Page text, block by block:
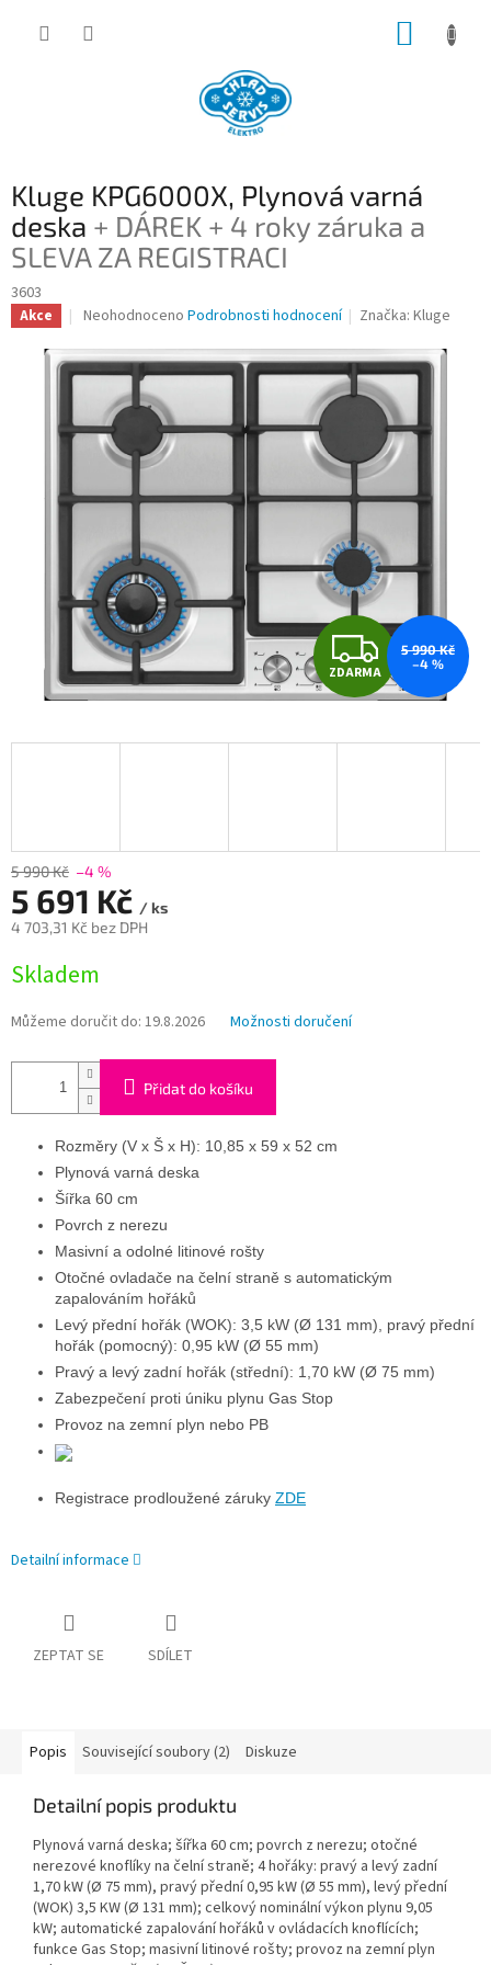
Kluge KPG6000X, Plynová varná
deska + DÁREK + 4 roky záruka a
SLEVA ZA REGISTRACI
3603
Akce
Průměrné
produktu
je
5
hvězdiček.
Neohodnoceno Podrobnosti hodnocení Značka:Kluge
Z
D
A
ZDARMA
5 990 Kč
–4 %
5 990 Kč –4 %
5 691 Kč / ks
4 703,31 Kč bez DPH
cena:
Skladem
Můžeme doručit do: 19.8.2026 Možnosti doručení
Přidat do košíku
Rozměry (V x Š x H): 10,85 x 59 x 52 cm
Plynová varná deska
Šířka 60 cm
Povrch z nerezu
Masivní a odolné litinové rošty
Otočné ovladače na čelní straně s automatickým
zapalováním hořáků
Levý přední hořák (WOK): 3,5 kW (Ø 131 mm), pravý přední
hořák (pomocný): 0,95 kW (Ø 55 mm)
Pravý a levý zadní hořák (střední): 1,70 kW (Ø 75 mm)
Zabezpečení proti úniku plynu Gas Stop
Provoz na zemní plyn nebo PB
Registrace prodloužené záruky ZDE
Detailní informace
ZEPTAT SE SDÍLET
Popis Související soubory (2) Diskuze
Detailní popis produktu
Plynová varná deska; šířka 60 cm; povrch z nerezu; otočné
nerezové knoflíky na čelní straně; 4 hořáky: pravý a levý zadní
1,70 kW (Ø 75 mm), pravý přední 0,95 kW (Ø 55 mm), levý přední
(WOK) 3,5 KW (Ø 131 mm); celkový nominální výkon plynu 9,05
kW; automatické zapalování hořáků v ovládacích knoflících;
funkce Gas Stop; masivní litinové rošty; provoz na zemní plyn